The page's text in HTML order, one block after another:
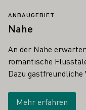
ANBAUGEBIET
Nahe
An der Nahe
romantische
Dazu
Mehr erfahren